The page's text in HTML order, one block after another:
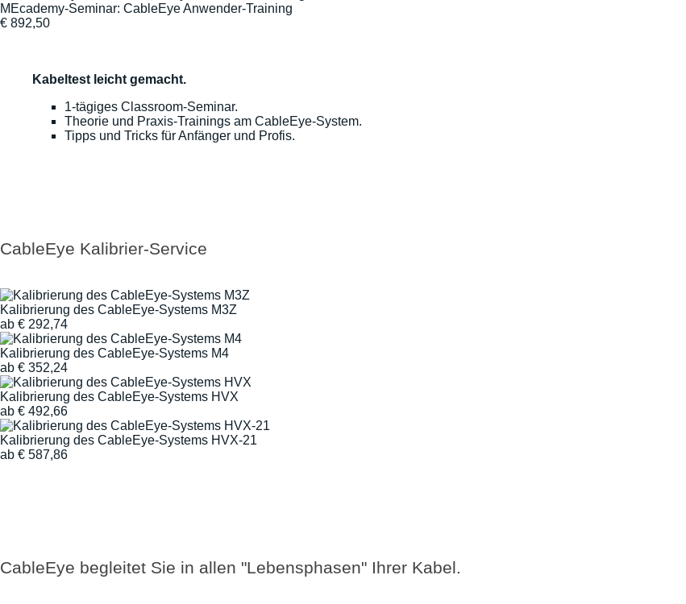
MEcademy-Seminar: CableEye Anwender-Training
€ 892,50
Kabeltest leicht gemacht.
1-tägiges Classroom-Seminar.
Theorie und Praxis-Trainings am CableEye-System.
Tipps und Tricks für Anfänger und Profis.
CableEye Kalibrier-Service
Kalibrierung des CableEye-Systems M3Z
ab € 292,74
Kalibrierung des CableEye-Systems M4
ab € 352,24
Kalibrierung des CableEye-Systems HVX
ab € 492,66
Kalibrierung des CableEye-Systems HVX-21
ab € 587,86
CableEye begleitet Sie in allen "Lebensphasen" Ihrer Kabel.